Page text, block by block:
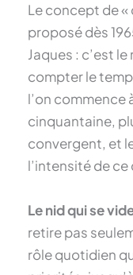
Le concept de «
proposé dès
Jaques : c’est
compter le
l’on commence
cinquantaine,
convergent, et
l’intensité de ce
Le nid qui se
retire pas
rôle quotidien